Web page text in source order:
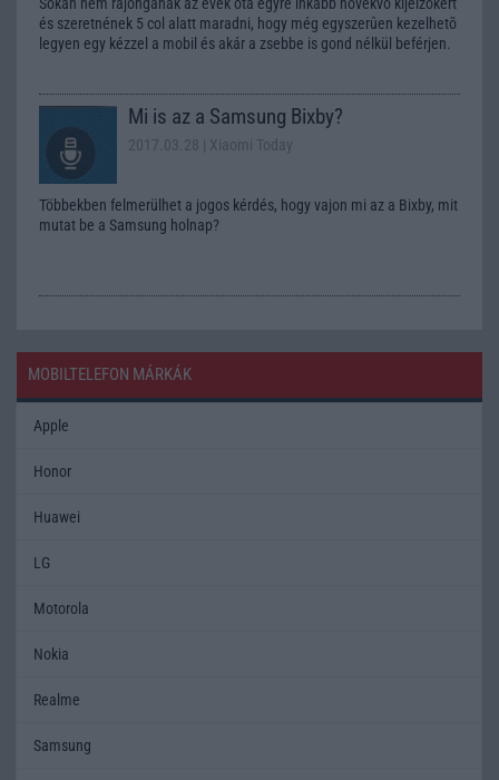
és szeretnének 5 col alatt maradni, hogy még egyszerûen kezelhetõ
legyen egy kézzel a mobil és akár a zsebbe is gond nélkül beférjen.
Mi is az a Samsung Bixby?
2017.03.28 | Xiaomi Today
Többekben felmerülhet a jogos kérdés, hogy vajon mi az a Bixby, mit
mutat be a Samsung holnap?
MOBILTELEFON MÁRKÁK
Apple
Honor
Huawei
LG
Motorola
Nokia
Realme
Samsung